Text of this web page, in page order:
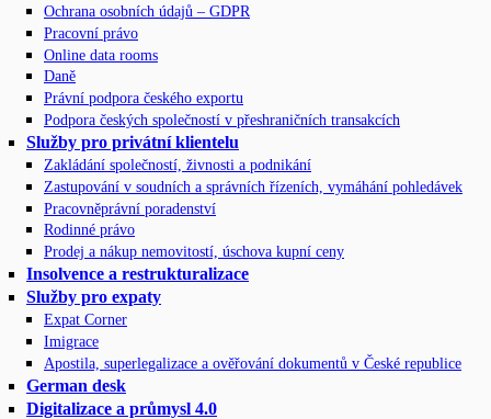
Ochrana osobních údajů – GDPR
Pracovní právo
Online data rooms
Daně
Právní podpora českého exportu
Podpora českých společností v přeshraničních transakcích
Služby pro privátní klientelu
Zakládání společností, živnosti a podnikání
Zastupování v soudních a správních řízeních, vymáhání pohledávek
Pracovněprávní poradenství
Rodinné právo
Prodej a nákup nemovitostí, úschova kupní ceny
Insolvence a restrukturalizace
Služby pro expaty
Expat Corner
Imigrace
Apostila, superlegalizace a ověřování dokumentů v České republice
German desk
Digitalizace a průmysl 4.0